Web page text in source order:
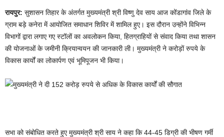
रायपुर: सुशासन तिहार के अंतर्गत मुख्यमंत्री श्री विष्णु देव साय आज कोंडागांव जिले के
ग्राम बड़े कनेरा में आयोजित समाधान शिविर में शामिल हुए। इस दौरान उन्होंने विभिन्न
विभागों द्वारा लगाए गए स्टॉलों का अवलोकन किया, हितग्राहियों से संवाद किया तथा शासन
की योजनाओं के जमीनी क्रियान्वयन की जानकारी ली। मुख्यमंत्री ने करोड़ों रुपये के
विकास कार्यों का लोकार्पण एवं भूमिपूजन भी किया।
सभा को संबोधित करते हुए मुख्यमंत्री श्री साय ने कहा कि 44-45 डिग्री की भीषण गर्मी